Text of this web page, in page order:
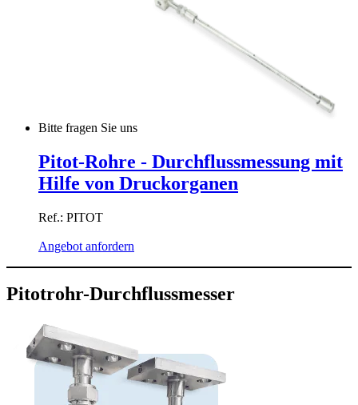
Bitte fragen Sie uns
Pitot-Rohre - Durchflussmessung mit
Hilfe von Druckorganen
Ref.: PITOT
Angebot anfordern
Pitotrohr-Durchflussmesser